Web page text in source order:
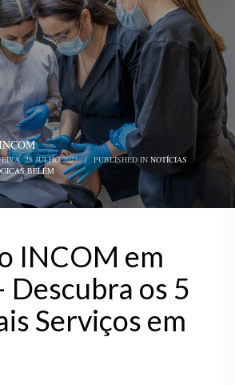
28 JULHO 2025 / PUBLISHED IN NOTÍCIAS
BELÉM
INCOM em
Descubra os 5
Serviços em